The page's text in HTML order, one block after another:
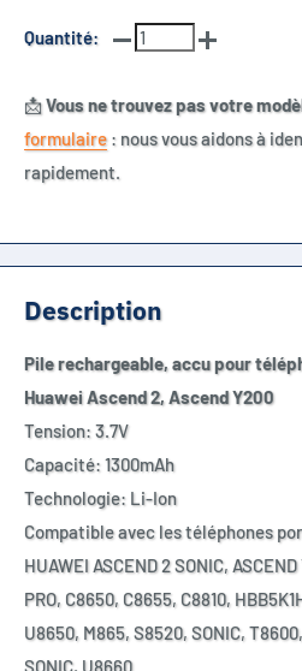
Quantité:
📩Vous ne trouvez pas votre
formulaire : nous vous aidons à
rapidement.
Description
Pile rechargeable, accu pour
Huawei Ascend 2, Ascend Y200
Tension: 3.7V
Capacité: 1300mAh
Technologie: Li-Ion
Compatible avec les téléphones
HUAWEI ASCEND 2 SONIC,
PRO, C8650, C8655, C8810,
U8650, M865, S8520, SONIC, T8600,